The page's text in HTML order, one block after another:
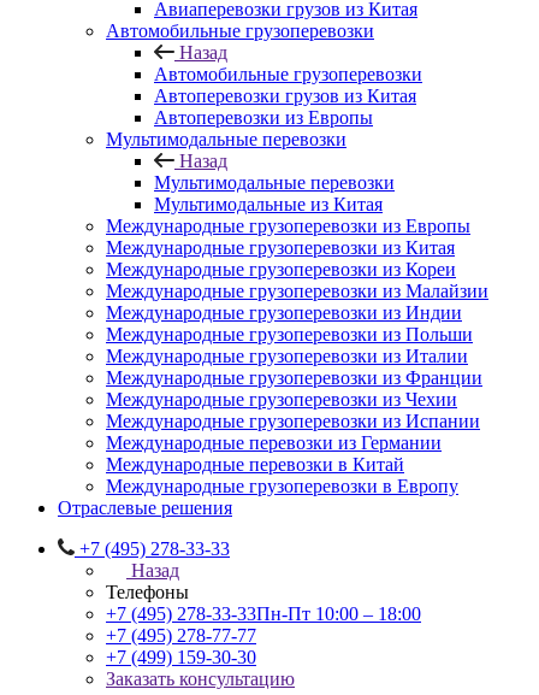
Авиаперевозки грузов из Китая
Автомобильные грузоперевозки
Назад
Автомобильные грузоперевозки
Автоперевозки грузов из Китая
Автоперевозки из Европы
Мультимодальные перевозки
Назад
Мультимодальные перевозки
Мультимодальные из Китая
Международные грузоперевозки из Европы
Международные грузоперевозки из Китая
Международные грузоперевозки из Кореи
Международные грузоперевозки из Малайзии
Международные грузоперевозки из Индии
Международные грузоперевозки из Польши
Международные грузоперевозки из Италии
Международные грузоперевозки из Франции
Международные грузоперевозки из Чехии
Международные грузоперевозки из Испании
Международные перевозки из Германии
Международные перевозки в Китай
Международные грузоперевозки в Европу
Отраслевые решения
+7 (495) 278-33-33
Назад
Телефоны
+7 (495) 278-33-33Пн-Пт 10:00 – 18:00
+7 (495) 278-77-77
+7 (499) 159-30-30
Заказать консультацию